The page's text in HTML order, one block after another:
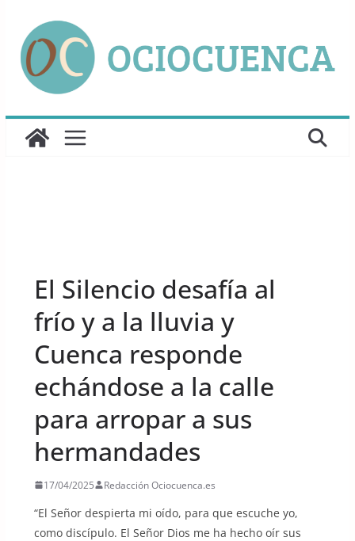
contenido
El Silencio desafía al
frío y a la lluvia y
Cuenca responde
echándose a la calle
para arropar a sus
hermandades
17/04/2025 Redacción Ociocuenca.es
“El Señor despierta mi oído, para que escuche yo,
como discípulo. El Señor Dios me ha hecho oír sus